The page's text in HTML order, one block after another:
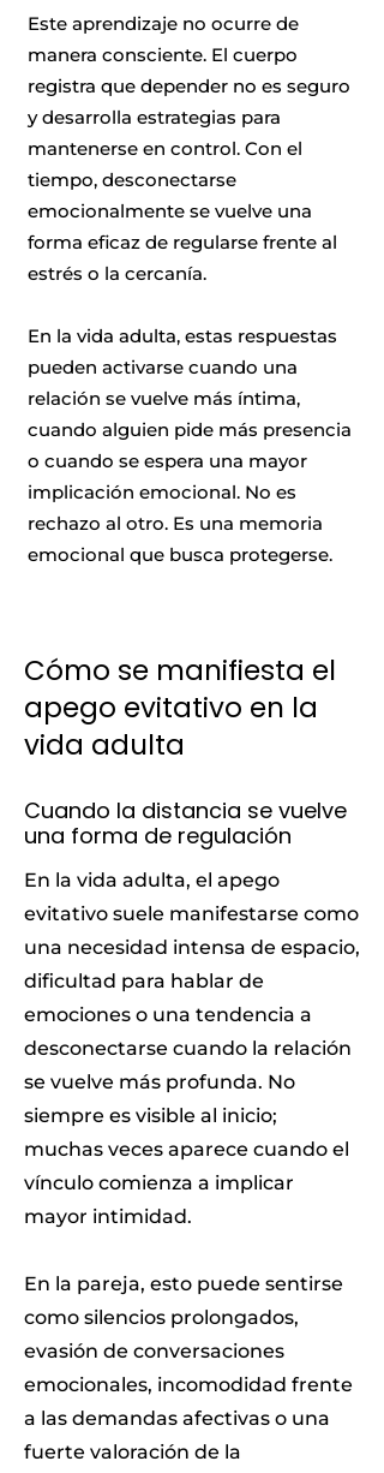
Este aprendizaje no ocurre de
manera consciente. El cuerpo
registra que depender no es seguro
y desarrolla estrategias para
mantenerse en control. Con el
tiempo, desconectarse
emocionalmente se vuelve una
forma eficaz de regularse frente al
estrés o la cercanía.
En la vida adulta, estas respuestas
pueden activarse cuando una
relación se vuelve más íntima,
cuando alguien pide más presencia
o cuando se espera una mayor
implicación emocional. No es
rechazo al otro. Es una memoria
emocional que busca protegerse.
Cómo se manifiesta el
apego evitativo en la
vida adulta
Cuando la distancia se vuelve
una forma de regulación
En la vida adulta, el apego
evitativo suele manifestarse como
una necesidad intensa de espacio,
dificultad para hablar de
emociones o una tendencia a
desconectarse cuando la relación
se vuelve más profunda. No
siempre es visible al inicio;
muchas veces aparece cuando el
vínculo comienza a implicar
mayor intimidad.
En la pareja, esto puede sentirse
como silencios prolongados,
evasión de conversaciones
emocionales, incomodidad frente
a las demandas afectivas o una
fuerte valoración de la